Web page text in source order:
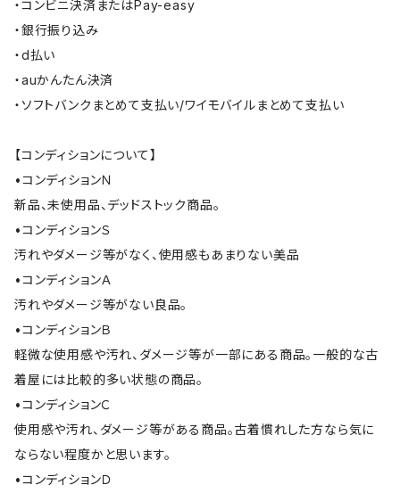
・コンビニ決済またはPay-easy
・銀行振り込み
・d払い
・auかんたん決済
・ソフトバンクまとめて支払い/ワイモバイルまとめて支払い
【コンディションについて】
•コンディションＮ
新品、未使用品、デッドストック商品。
•コンディションＳ
汚れやダメージ等がなく、使用感もあまりない美品
•コンディションＡ
汚れやダメージ等がない良品。
•コンディションＢ
軽微な使用感や汚れ、ダメージ等が一部にある商品。一般的な古
着屋には比較的多い状態の商品。
•コンディションＣ
使用感や汚れ、ダメージ等がある商品。古着慣れした方なら気に
ならない程度かと思います。
•コンディションＤ